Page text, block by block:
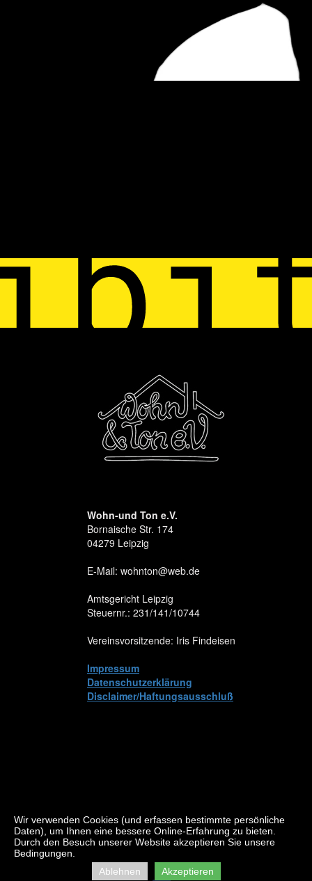
Wohn-und Ton e.V.
Bornaische Str. 174
04279 Leipzig
E-Mail: wohnton@web.de
Amtsgericht Leipzig
Steuernr.: 231/141/10744
Vereinsvorsitzende: Iris Findeisen
Impressum
Datenschutzerklärung
Disclaimer/Haftungsausschluß
Wir verwenden Cookies (und erfassen bestimmte persönliche
Daten), um Ihnen eine bessere Online-Erfahrung zu bieten.
Durch den Besuch unserer Website akzeptieren Sie unsere
Bedingungen.
Ablehnen
Akzeptieren